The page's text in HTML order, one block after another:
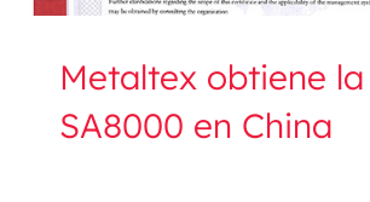
Metaltex obtiene la
SA8000 en China